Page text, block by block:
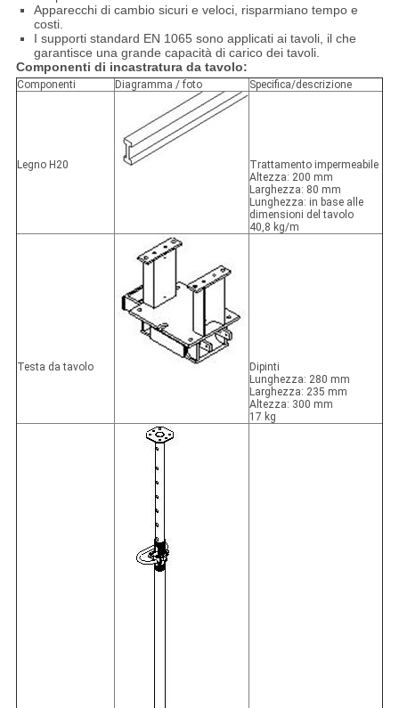
Apparecchi di cambio sicuri e veloci, risparmiano tempo e
costi.
I supporti standard EN 1065 sono applicati ai tavoli, il che
garantisce una grande capacità di carico dei tavoli.
Componenti di incastratura da tavolo:
Componenti Diagramma / foto Specifica/descrizione
Legno H20
Trattamento impermeabile
Altezza: 200 mm
Larghezza: 80 mm
Lunghezza: in base alle
dimensioni del tavolo
40,8 kg/m
Testa da tavolo
Dipinti
Lunghezza: 280 mm
Larghezza: 235 mm
Altezza: 300 mm
17 kg